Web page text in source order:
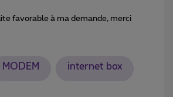
favorable à ma demande, merci
MODEM internet box